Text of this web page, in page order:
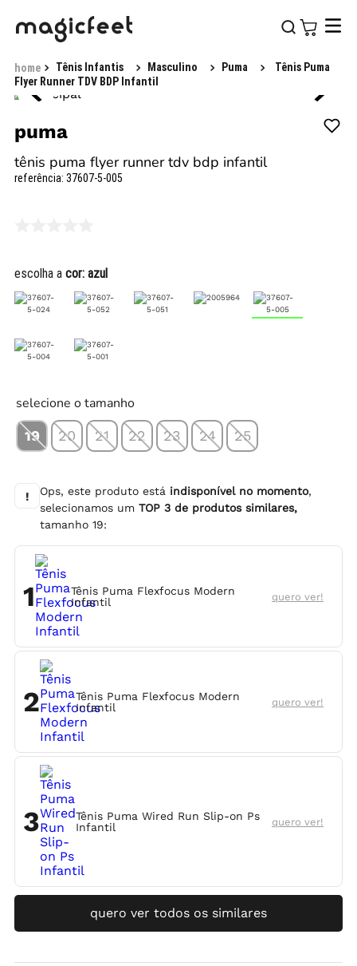
Tênis Infantis Masculino Puma
Tênis Puma
Flyer Runner TDV BDP Infantil
puma
tênis puma flyer runner tdv bdp infantil
referência: 37607-5-005
escolha a cor: azul
selecione o tamanho
19 20 21 22 23 24 25
! Ops, este produto está indisponível no momento,
selecionamos umTOP3 de produtos similares,
tamanho19:
1
Tênis Puma Flexfocus Modern
Infantil
quero ver!
2
Tênis Puma Flexfocus Modern
Infantil
quero ver!
3
Tênis Puma Wired Run Slip-on Ps
Infantil
quero ver!
quero ver todos os similares